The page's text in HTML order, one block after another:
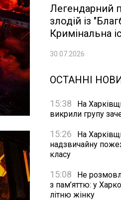
Легендарний
злодій із
Кримінальна
30.07.2026
ОСТАННІ
15:38
На
викрили групу
15:26
На
надзвичайну
класу
15:08
Не
з пам’яттю: у
літню жінку